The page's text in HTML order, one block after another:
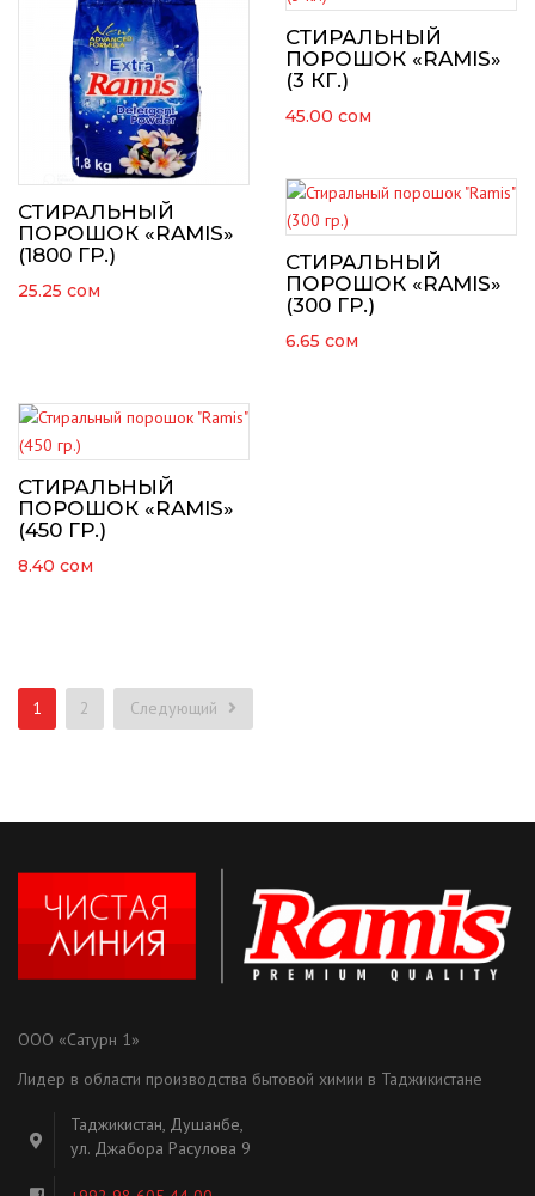
СТИРАЛЬНЫЙ
ПОРОШОК «RAMIS»
(1800 ГР.)
25.25 сом
СТИРАЛЬНЫЙ
ПОРОШОК «RAMIS»
(3 КГ.)
45.00 сом
СТИРАЛЬНЫЙ
ПОРОШОК «RAMIS»
(300 ГР.)
6.65 сом
СТИРАЛЬНЫЙ
ПОРОШОК «RAMIS»
(450 ГР.)
8.40 сом
1 2 Следующий
ООО «Сатурн 1»
Лидер в области производства бытовой химии в Таджикистане
Таджикистан, Душанбе,
ул. Джабора Расулова 9